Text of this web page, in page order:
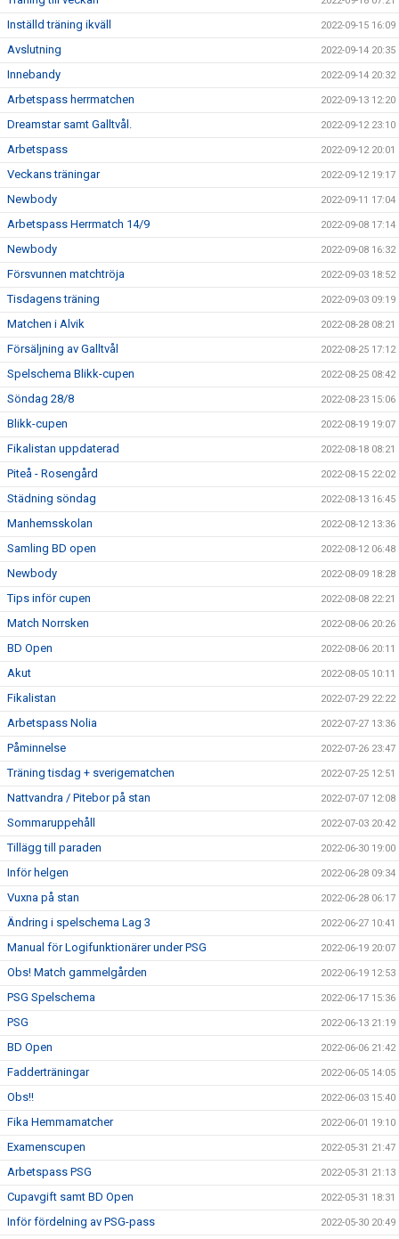
Inställd träning ikväll 2022-09-15 16:09
Avslutning 2022-09-14 20:35
Innebandy 2022-09-14 20:32
Arbetspass herrmatchen 2022-09-13 12:20
Dreamstar samt Galltvål. 2022-09-12 23:10
Arbetspass 2022-09-12 20:01
Veckans träningar 2022-09-12 19:17
Newbody 2022-09-11 17:04
Arbetspass Herrmatch 14/9 2022-09-08 17:14
Newbody 2022-09-08 16:32
Försvunnen matchtröja 2022-09-03 18:52
Tisdagens träning 2022-09-03 09:19
Matchen i Alvik 2022-08-28 08:21
Försäljning av Galltvål 2022-08-25 17:12
Spelschema Blikk-cupen 2022-08-25 08:42
Söndag 28/8 2022-08-23 15:06
Blikk-cupen 2022-08-19 19:07
Fikalistan uppdaterad 2022-08-18 08:21
Piteå - Rosengård 2022-08-15 22:02
Städning söndag 2022-08-13 16:45
Manhemsskolan 2022-08-12 13:36
Samling BD open 2022-08-12 06:48
Newbody 2022-08-09 18:28
Tips inför cupen 2022-08-08 22:21
Match Norrsken 2022-08-06 20:26
BD Open 2022-08-06 20:11
Akut 2022-08-05 10:11
Fikalistan 2022-07-29 22:22
Arbetspass Nolia 2022-07-27 13:36
Påminnelse 2022-07-26 23:47
Träning tisdag + sverigematchen 2022-07-25 12:51
Nattvandra / Pitebor på stan 2022-07-07 12:08
Sommaruppehåll 2022-07-03 20:42
Tillägg till paraden 2022-06-30 19:00
Inför helgen 2022-06-28 09:34
Vuxna på stan 2022-06-28 06:17
Ändring i spelschema Lag 3 2022-06-27 10:41
Manual för Logifunktionärer under PSG 2022-06-19 20:07
Obs! Match gammelgården 2022-06-19 12:53
PSG Spelschema 2022-06-17 15:36
PSG 2022-06-13 21:19
BD Open 2022-06-06 21:42
Fadderträningar 2022-06-05 14:05
Obs!! 2022-06-03 15:40
Fika Hemmamatcher 2022-06-01 19:10
Examenscupen 2022-05-31 21:47
Arbetspass PSG 2022-05-31 21:13
Cupavgift samt BD Open 2022-05-31 18:31
Inför fördelning av PSG-pass 2022-05-30 20:49